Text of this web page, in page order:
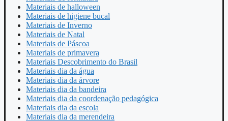
Materiais de halloween
Materiais de higiene bucal
Materiais de Inverno
Materiais de Natal
Materiais de Páscoa
Materiais de primavera
Materiais Descobrimento do Brasil
Materiais dia da água
Materiais dia da árvore
Materiais dia da bandeira
Materiais dia da coordenação pedagógica
Materiais dia da escola
Materiais dia da merendeira